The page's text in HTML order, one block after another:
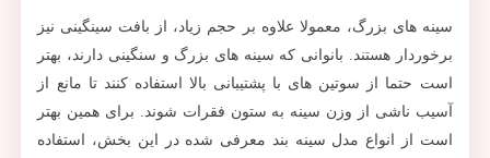
سینه های بزرگ، معمولا علاوه بر حجم زیاد، از بافت سینگینی نیز
برخوردار هستند. بانوانی که سینه های بزرگ و سنگینی دارند، بهتر
است حتما از سوتین های با پشتیبانی بالا استفاده کنند تا مانع از
آسیب ناشی از وزن سینه به ستون فقرات شوند. برای همین بهتر
است از انواع مدل سینه بند معرفی شده در این بخش، استفاده